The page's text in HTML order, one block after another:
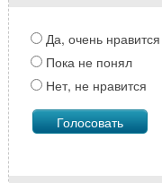
Да, очень нравится
Пока не понял
Нет, не нравится